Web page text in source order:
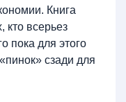
Книга
кто всерьез
пока для этого
сзади для